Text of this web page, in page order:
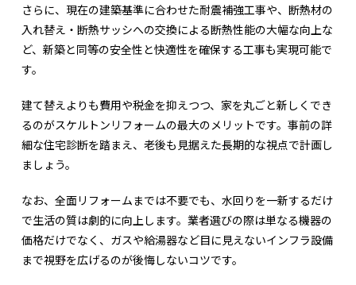
さらに、現在の建築基準に合わせた耐震補強工事や、断熱材の
入れ替え・断熱サッシへの交換による断熱性能の大幅な向上な
ど、新築と同等の安全性と快適性を確保する工事も実現可能で
す。
建て替えよりも費用や税金を抑えつつ、家を丸ごと新しくでき
るのがスケルトンリフォームの最大のメリットです。事前の詳
細な住宅診断を踏まえ、老後も見据えた長期的な視点で計画し
ましょう。
なお、全面リフォームまでは不要でも、水回りを一新するだけ
で生活の質は劇的に向上します。業者選びの際は単なる機器の
価格だけでなく、ガスや給湯器など目に見えないインフラ設備
まで視野を広げるのが後悔しないコツです。